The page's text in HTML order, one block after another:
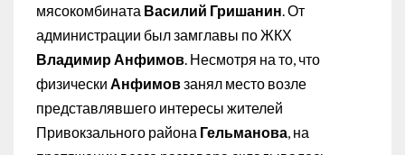
мясокомбината Василий Гришанин. От
администрации был замглавы по ЖКХ
Владимир Анфимов. Несмотря на то, что
физически Анфимовзанял место возле
представлявшего интересы жителей
Привокзального района Гельманова, на